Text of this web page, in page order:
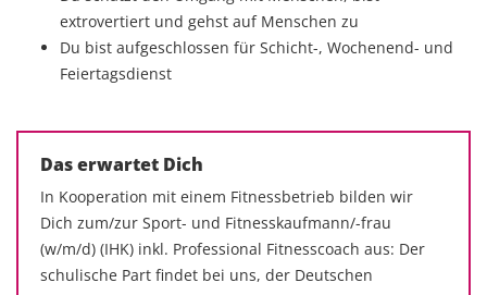
extrovertiert und gehst auf Menschen zu
Du bist aufgeschlossen für Schicht-, Wochenend- und
Feiertagsdienst
Das erwartet Dich
In Kooperation mit einem Fitnessbetrieb bilden wir
Dich zum/zur Sport- und Fitnesskaufmann/-frau
(w/m/d) (IHK) inkl. Professional Fitnesscoach aus: Der
schulische Part findet bei uns, der Deutschen